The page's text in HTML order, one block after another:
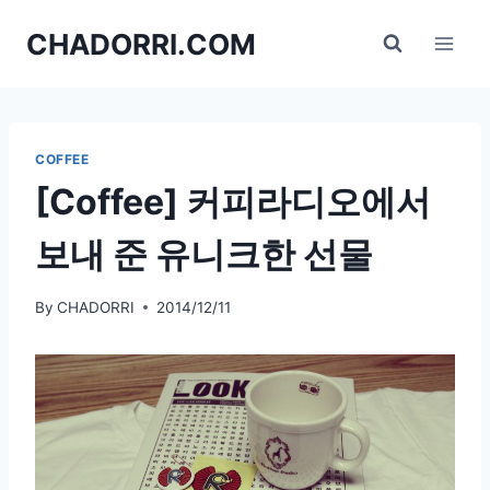
CHADORRI.COM
COFFEE
[Coffee] 커피라디오에서
보내 준 유니크한 선물
By CHADORRI 2014/12/11